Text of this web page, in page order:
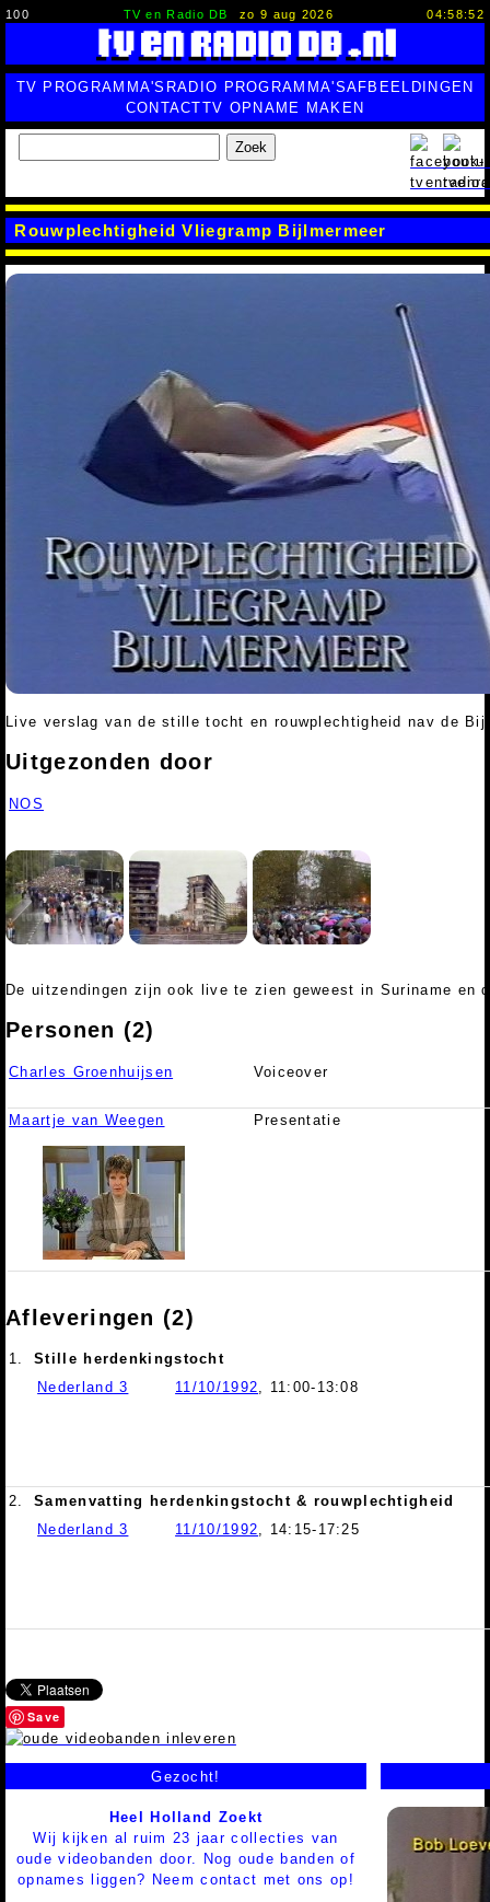
100 TV en Radio DB zo 9 aug 2026 04:58:53
TV PROGRAMMA'S RADIO PROGRAMMA'SAFBEELDINGEN
CONTACTTV OPNAME MAKEN
Zoek
Rouwplechtigheid Vliegramp Bijlmermeer
Live verslag van de stille tocht en rouwplechtigheid nav de
Uitgezonden door
NOS
De uitzendingen zijn ook live te zien geweest in Suriname en
Personen (2)
Charles Groenhuijsen Voiceover
Maartje van Weegen Presentatie
Afleveringen (2)
1.
Stille herdenkingstocht
Nederland 3
11/10/1992, 11:00-13:08
2.
Samenvatting herdenkingstocht & rouwplechtigheid
Nederland 3
11/10/1992, 14:15-17:25
Save
Gezocht!
Heel Holland Zoekt
Wij kijken al ruim 23 jaar collecties van
oude videobanden door. Nog oude banden of
opnames liggen? Neem contact met ons op!